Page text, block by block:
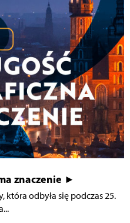
znaczenie ►
odbyła się podczas 25.